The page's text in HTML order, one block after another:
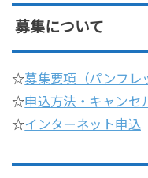
募集について
☆募集要項（パンフレ
☆申込方法・キャンセ
☆インターネット申込